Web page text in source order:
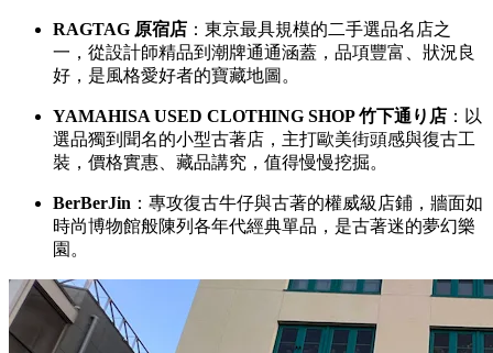
RAGTAG 原宿店 ：東京最具規模的二手選品名店之
一，從設計師精品到潮牌通通涵蓋，品項豐富、狀況良
好，是風格愛好者的寶藏地圖。
YAMAHISA USED CLOTHING SHOP 竹下通り店 ：以
選品獨到聞名的小型古著店，主打歐美街頭感與復古工
裝，價格實惠、藏品講究，值得慢慢挖掘。
BerBerJin ：專攻復古牛仔與古著的權威級店鋪，牆面如
時尚博物館般陳列各年代經典單品，是古著迷的夢幻樂
園。